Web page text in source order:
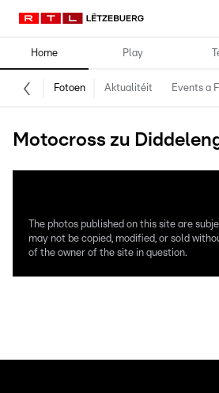
Home Play
Fotoen Aktualitéit Events a
Motocross zu
The photos published on this site are
may not be copied, modified, or sold
of the owner of the site in question.